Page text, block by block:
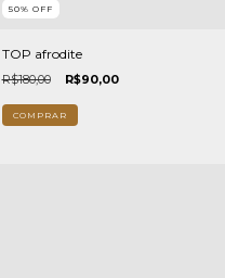
50% OFF
TOP afrodite
R$180,00 R$90,00
COMPRAR